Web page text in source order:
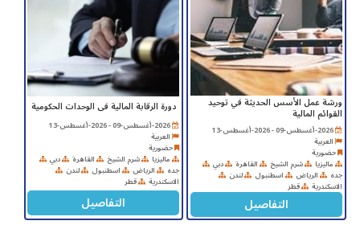
ورشة عمل الأسس الحديثة في توحيد
القوائم المالية
2026-أغسطس-09 - 2026-أغسطس-13
العربية
حضورية
ماليزيا شرم الشيخ القاهرة دبي
جده الرياض اسطنبول لندن
الاسكندرية قطر
التفاصيل
دورة الرقابة المالية فى الوحدات الحكومية
2026-أغسطس-09 - 2026-أغسطس-13
العربية
حضورية
ماليزيا شرم الشيخ القاهرة دبي
جده الرياض اسطنبول لندن
الاسكندرية قطر
التفاصيل